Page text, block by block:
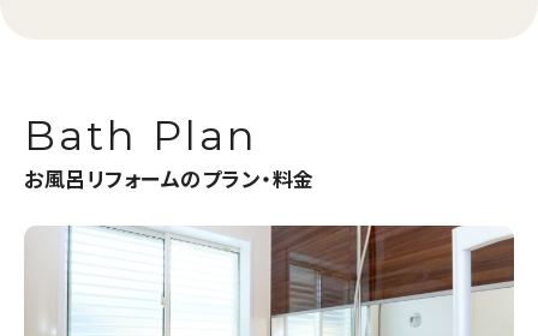
Bath Plan
お風呂リフォームのプラン・料金